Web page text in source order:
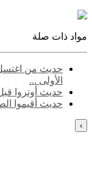
مواد ذات صلة
حديث من اغتسل
الأولى ...
حديث أوتروا
حديث أقيموا
›